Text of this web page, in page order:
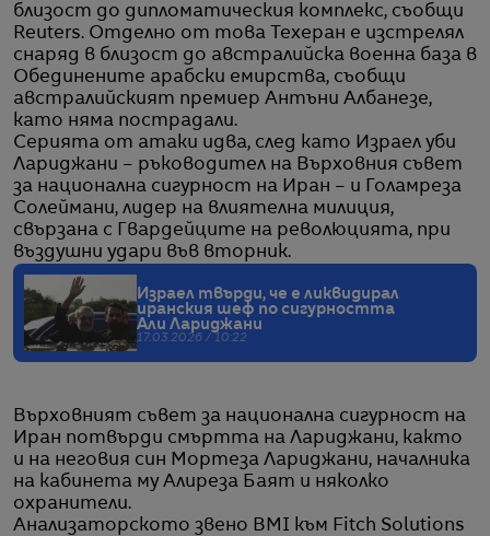
близост до дипломатическия комплекс, съобщи
Reuters. Отделно от това Техеран е изстрелял
снаряд в близост до австралийска военна база в
Обединените арабски емирства, съобщи
австралийският премиер Антъни Албанезе,
като няма пострадали.
Серията от атаки идва, след като Израел уби
Лариджани – ръководител на Върховния съвет
за национална сигурност на Иран – и Голамреза
Солеймани, лидер на влиятелна милиция,
свързана с Гвардейците на революцията, при
въздушни удари във вторник.
Израел твърди, че е ликвидирал
иранския шеф по сигурността
Али Лариджани
17.03.2026 / 10:22
Върховният съвет за национална сигурност на
Иран потвърди смъртта на Лариджани, както
и на неговия син Мортеза Лариджани, началника
на кабинета му Алиреза Баят и няколко
охранители.
Анализаторското звено BMI към Fitch Solutions